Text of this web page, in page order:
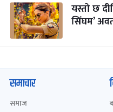
यस्तो छ
सिंघम’
समाचार
समाज